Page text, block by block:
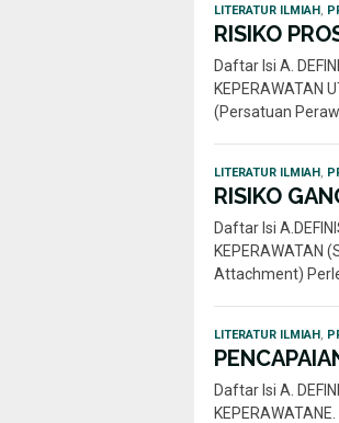
LITERATUR ILMIAH
RISIKO
Daftar Isi A.
KEPERAWATAN
(Persatuan
LITERATUR ILMIAH
RISIKO
Daftar Isi
KEPERAWATAN
Attachment)
LITERATUR ILMIAH
Daftar Isi A.